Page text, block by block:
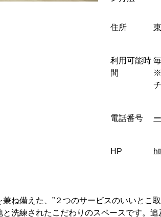
住所
利用可能時
間
※
電話番号 ー
HP
ね備えた、”２つのサービスのいいとこ
洗練されたこだわりのスペースです。